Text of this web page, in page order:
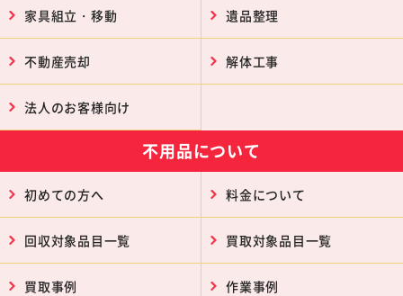
家具組立・移動 遺品整理
不動産売却 解体工事
法人のお客様向け
不用品について
初めての方へ 料金について
回収対象品目一覧 買取対象品目一覧
買取事例 作業事例